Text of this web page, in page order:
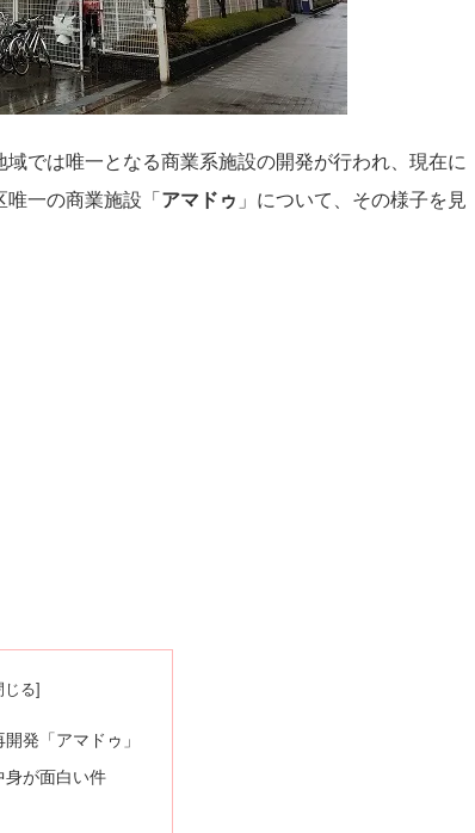
では唯一となる商業系施設の開発が行われ、現在に
一の商業施設「 アマドゥ 」について、その様子を見
発「アマドゥ」
身が面白い件